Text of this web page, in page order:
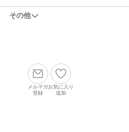
その他
メルマガ
登録
お気に入り
追加